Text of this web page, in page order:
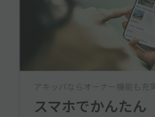
アキッパならオーナー機能も充実
スマホでかんたん